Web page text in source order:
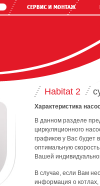
Habitat 2
Характеристика
В данном разделе
циркуляционного
графиков у Вас будет
оптимальную
Вашей
В случае, если Вам
информация о котлах,